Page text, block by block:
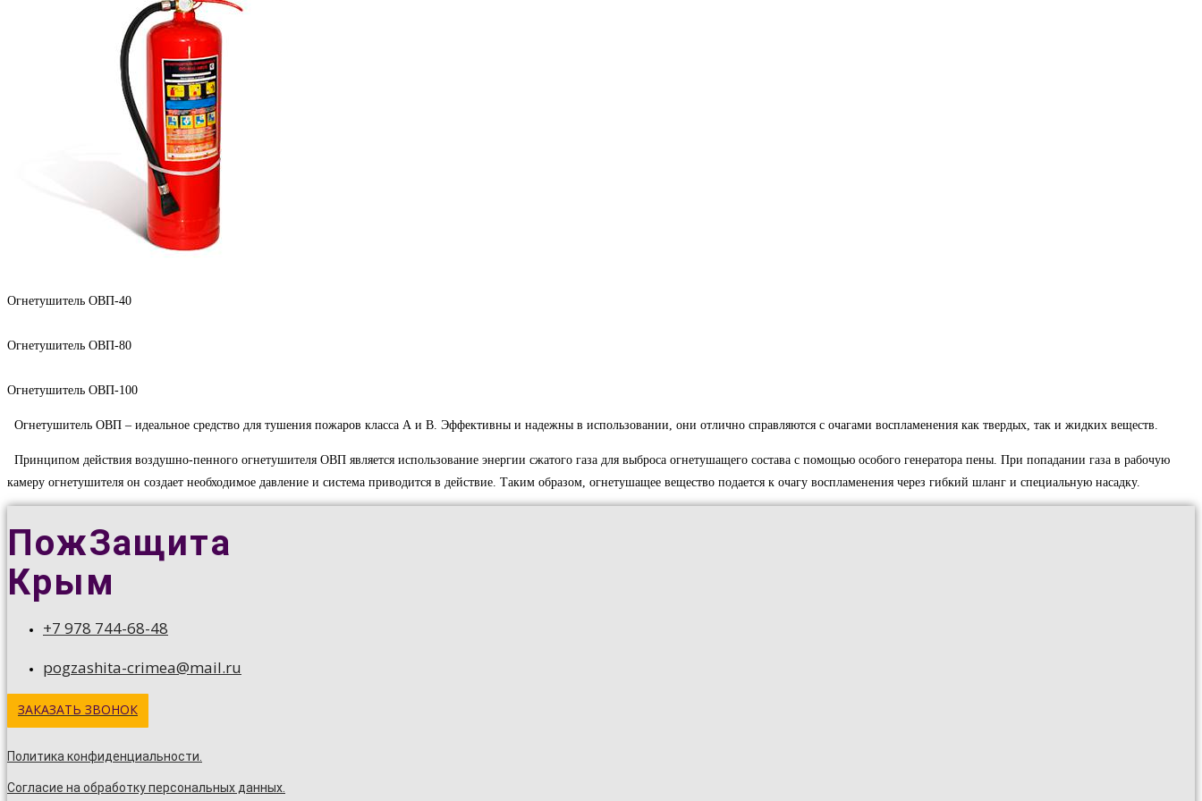
Огнетушитель ОВП-40
Огнетушитель ОВП-80
Огнетушитель ОВП-100
Огнетушитель ОВП – идеальное средство для тушения пожаров класса А и В. Эффективны и надежны в использовании, они отлично справляются с очагами воспламенения как твердых, так и жидких веществ.
Принципом действия воздушно-пенного огнетушителя ОВП является использование энергии сжатого газа для выброса огнетушащего состава с помощью особого генератора пены. При попадании газа в рабочую
камеру огнетушителя он создает необходимое давление и система приводится в действие. Таким образом, огнетушащее вещество подается к очагу воспламенения через гибкий шланг и специальную насадку.
ПожЗащита
Крым
+7 978 744-68-48
pogzashita-crimea@mail.ru
ЗАКАЗАТЬ ЗВОНОК
Политика конфиденциальности.
Согласие на обработку персональных данных.